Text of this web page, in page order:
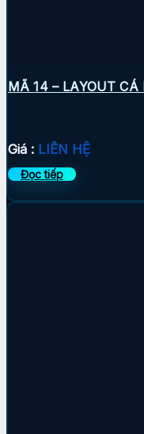
MÃ 14 – LAYOUT CÁ
Giá : LIÊN HỆ
Đọc tiếp